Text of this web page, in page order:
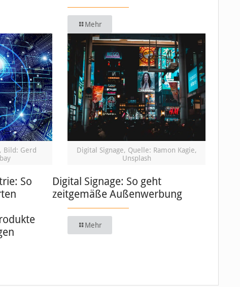
Mehr
Bild: Gerd
So
Digital Signage, Quelle: Ramon Kagie,
Unsplash
Digital Signage: So geht
zeitgemäße Außenwerbung
Mehr